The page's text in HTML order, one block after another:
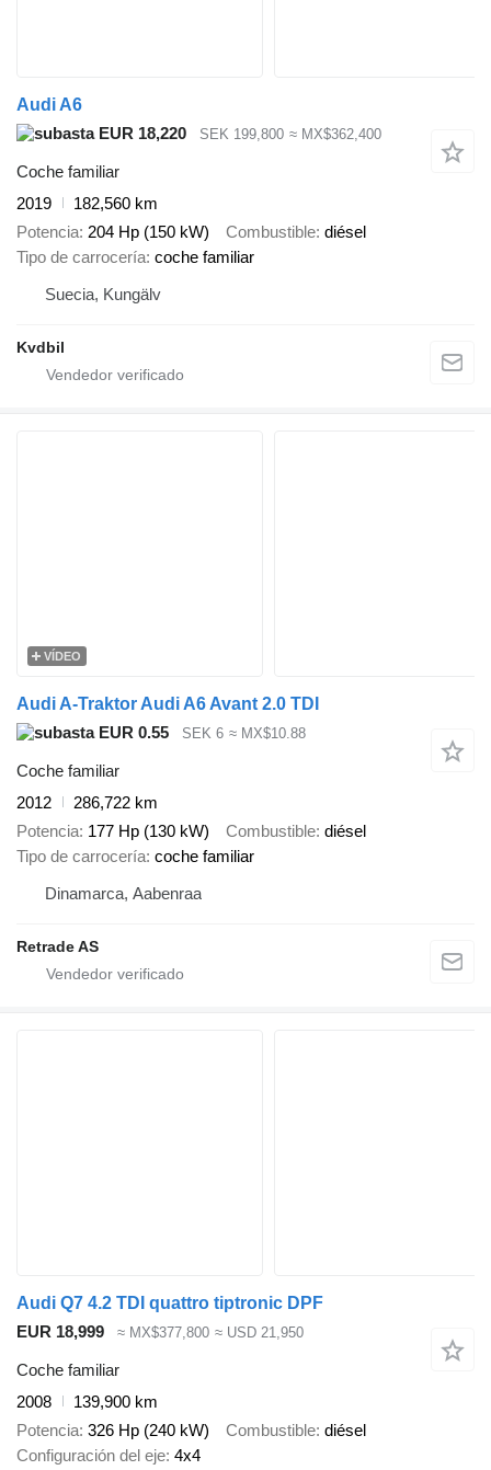
Audi A6
EUR 18,220
SEK 199,800 ≈ MX$362,400
Coche familiar
2019
182,560 km
Potencia 204 Hp (150 kW) Combustible diésel
Tipo de carrocería coche familiar
Suecia, Kungälv
Kvdbil
VÍDEO
Audi A-Traktor Audi A6 Avant 2.0 TDI
EUR 0.55
SEK 6 ≈ MX$10.88
Coche familiar
2012
286,722 km
Potencia 177 Hp (130 kW) Combustible diésel
Tipo de carrocería coche familiar
Dinamarca, Aabenraa
Retrade AS
Audi Q7 4.2 TDI quattro tiptronic DPF
EUR 18,999
≈ MX$377,800 ≈ USD 21,950
Coche familiar
2008
139,900 km
Potencia 326 Hp (240 kW) Combustible diésel
Configuración del eje 4x4